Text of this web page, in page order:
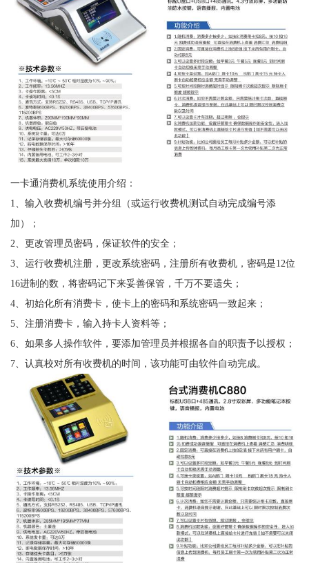
一卡通消费机系统使用介绍：
1、输入收费机编号并分组（或运行收费机测试自动完成编号添
加）；
2、更改管理员密码，保证软件的安全；
3、运行收费机注册，更改系统密码，注册所有收费机，密码是12位
16进制的数，将密码记下来妥善保管，千万不要遗失；
4、初始化所有消费卡，使卡上的密码和系统密码一致起来；
5、注册消费卡，输入持卡人资料等；
6、如果多人操作软件，要添加管理员并根据各自的职责予以授权；
7、认真校对所有收费机的时间，该功能可由软件自动完成。